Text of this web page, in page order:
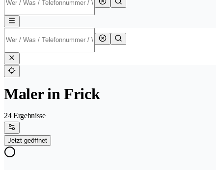
Maler in Frick
24 Ergebnisse
Jetzt geöffnet